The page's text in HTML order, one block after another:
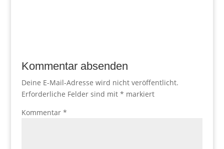
Kommentar absenden
Deine E-Mail-Adresse wird nicht veröffentlicht.
Erforderliche Felder sind mit * markiert
Kommentar *